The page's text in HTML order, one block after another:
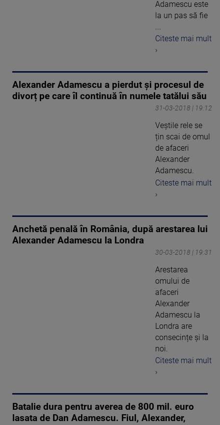
Adamescu este
la un pas să fie
Citeste mai mult
›
Alexander Adamescu a pierdut și procesul de
divorț pe care îl continuă în numele tatălui său
31-03-2018 | 19:12
Veștile rele se
țin scai de omul
de afaceri
Alexander
Adamescu.
Citeste mai mult
›
Anchetă penală în România, după arestarea lui
Alexander Adamescu la Londra
30-03-2018 | 19:31
Arestarea
omului de
afaceri
Alexander
Adamescu la
Londra are
consecințe și la
noi.
Citeste mai mult
›
Batalie dura pentru averea de 800 mil. euro
lasata de Dan Adamescu. Fiul, Alexander,